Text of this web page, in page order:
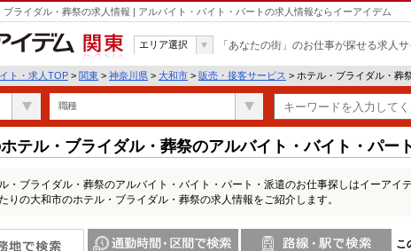
ブライダル・葬祭の求人情報 | アルバイト・バイト・パートの求人情報ならイーアイデム
関東
エリア選択 「あなたの街」のお仕事が探せる求人サ
ト・求人TOP > 関東 > 神奈川県 > 大和市 > 販売・接客サービス > ホテル・ブライダル・葬
職種
テル・ブライダル・葬祭のアルバイト・バイト・パー
・ブライダル・葬祭のアルバイト・バイト・パート・派遣のお仕事探しはイーアイ
りの大和市のホテル・ブライダル・葬祭の求人情報をご紹介します。
こ